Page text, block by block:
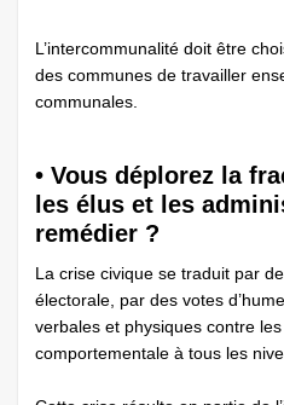
L’intercommunalité doit être
des communes de travailler
communales.
• Vous déplorez la
les élus et les
remédier ?
La crise civique se traduit par
électorale, par des votes
verbales et physiques contre
comportementale à tous les